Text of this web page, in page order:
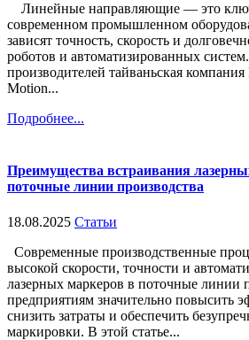
Линейные направляющие — это
современном промышленном
зависят точность, скорость и
роботов и автоматизированных
производителей тайваньская
Motion...
Подробнее...
Преимущества встраивания
поточные линии производства
18.08.2025 Статьи
Современные производственные
высокой скорости, точности и
лазерных маркеров в поточные линии
предприятиям значительно повысить
снизить затраты и обеспечить
маркировки. В этой статье...